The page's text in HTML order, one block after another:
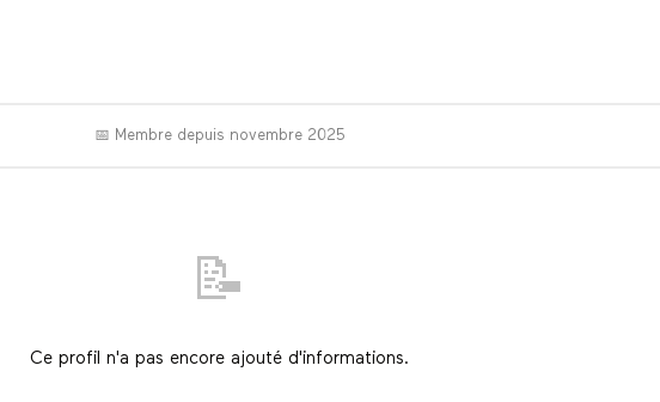
📅 Membre depuis novembre 2025
📝
Ce profil n'a pas encore ajouté d'informations.